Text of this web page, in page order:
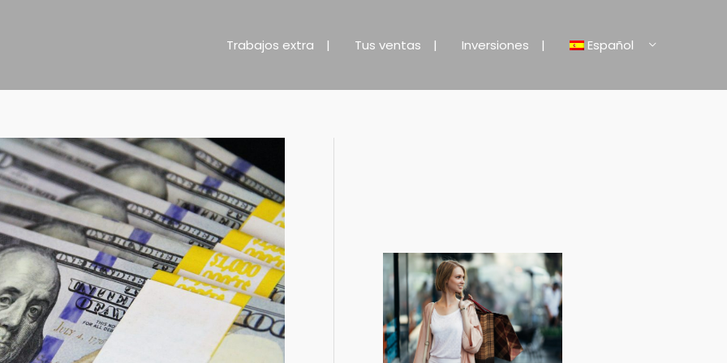
Trabajos extra Tus ventas Inversiones Español